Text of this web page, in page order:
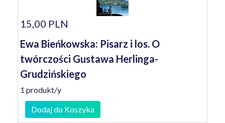
15,00 PLN
Ewa Bieńkowska: Pisarz i los. O
twórczości Gustawa Herlinga-
Grudzińskiego
1 produkt/y
Dodaj do Koszyka